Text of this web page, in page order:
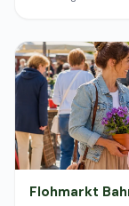
Flohmarkt